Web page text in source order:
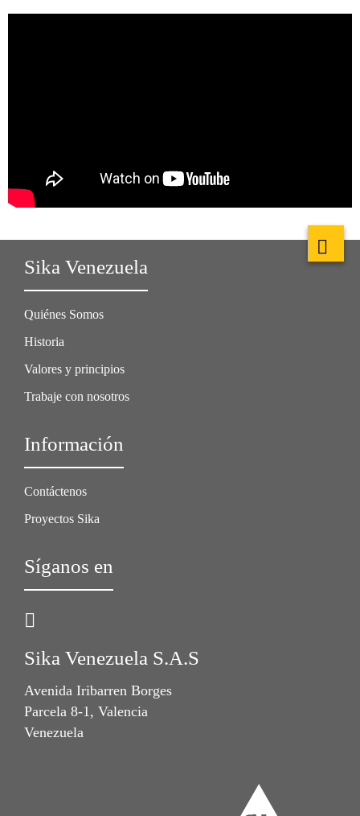
Sika Venezuela
Quiénes Somos
Historia
Valores y principios
Trabaje con nosotros
Información
Contáctenos
Proyectos Sika
Síganos en
Sika Venezuela S.A.S
Avenida Iribarren Borges
Parcela 8-1, Valencia
Venezuela